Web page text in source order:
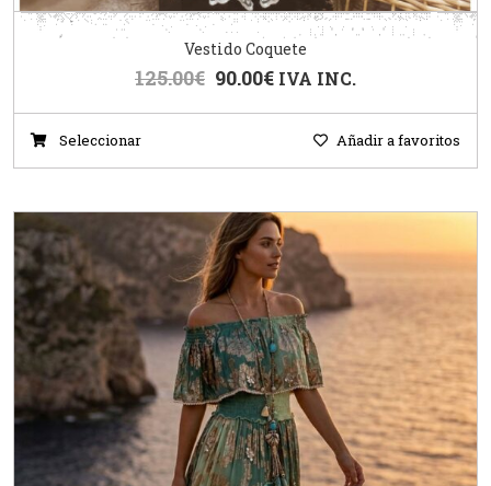
Vestido Coquete
125.00€ 90.00€ IVA INC.
Seleccionar Añadir a favoritos